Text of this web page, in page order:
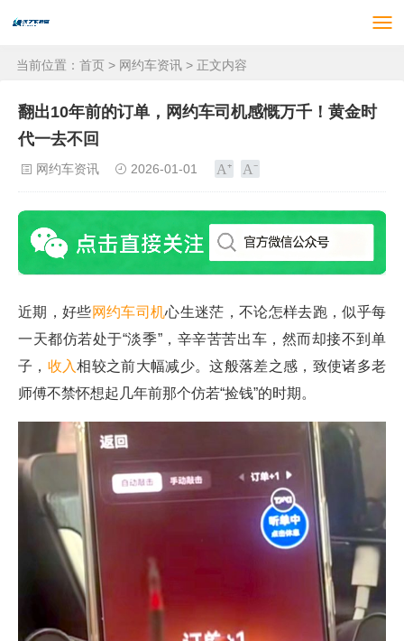
当前位置： 首页 > 网约车资讯 > 正文内容
翻出10年前的订单，网约车司机感慨万千！黄金时
代一去不回
网约车资讯 2026-01-01
近期，好些网约车司机心生迷茫，不论怎样去跑，似乎每
一天都仿若处于“淡季”，辛辛苦苦出车，然而却接不到单
子， 收入相较之前大幅减少。这般落差之感，致使诸多老
师傅不禁怀想起几年前那个仿若“捡钱”的时期。